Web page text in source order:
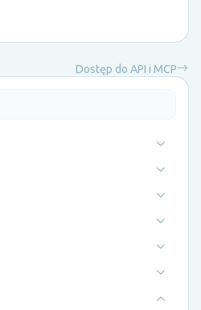
Dostęp do API i MCP